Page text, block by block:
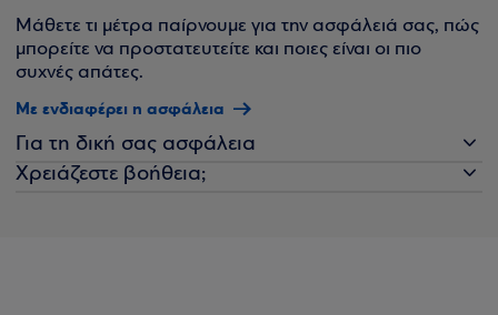
Μάθετε τι μέτρα παίρνουμε για την ασφάλειά σας, πώς
μπορείτε να προστατευτείτε και ποιες είναι οι πιο
συχνές απάτες.
Με ενδιαφέρει η ασφάλεια
Για τη δική σας ασφάλεια
Χρειάζεστε βοήθεια;